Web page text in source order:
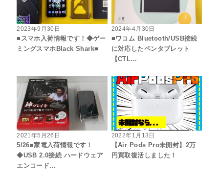
2023年9月30日
■スマホ入荷情報です！◆ゲー
ミングスマホBlack Shark■
2024年4月30日
■ワコム Bluetooth/USB接続
に対応したペンタブレット
【CTL…
2021年5月26日
5/26■家電入荷情報です！
◆USB 2.0接続 ハードウェア
エンコード…
2022年1月13日
【Air Pods Pro未開封】2万
円買取復活しました！